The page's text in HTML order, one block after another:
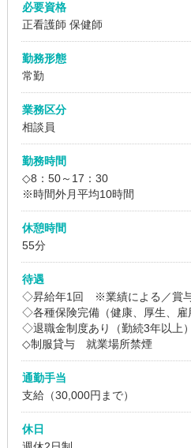
必要資格
正看護師 保健師
勤務形態
常勤
業務区分
相談員
勤務時間
◇8：50～17：30
※時間外月平均10時間
休憩時間
55分
待遇
◇昇給年1回 ※業績による／賞
◇各種保険完備（健康、厚生、雇
◇退職金制度あり（勤続3年以上）
◇制服貸与 就業場所禁煙
通勤手当
支給（30,000円まで）
休日